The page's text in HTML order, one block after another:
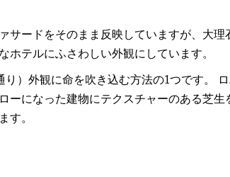
サードをそのまま反映していますが、大理
テルにふさわしい外観にしています。
）外観に命を吹き込む方法の1つです。
ーになった建物にテクスチャーのある芝生
す。